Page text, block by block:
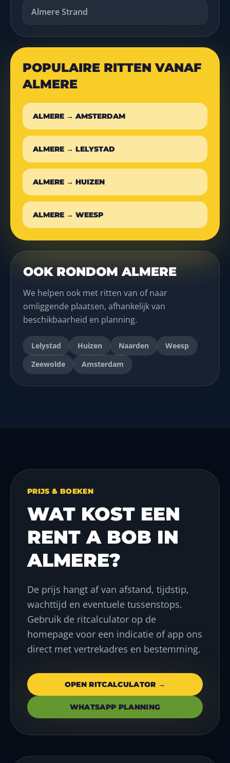
Almere Strand
POPULAIRE RITTEN VANAF
ALMERE
ALMERE → AMSTERDAM
ALMERE → LELYSTAD
ALMERE → HUIZEN
ALMERE → WEESP
OOK RONDOM ALMERE
We helpen ook met ritten van of naar
omliggende plaatsen, afhankelijk van
beschikbaarheid en planning.
Lelystad Huizen Naarden
Weesp
Zeewolde
Amsterdam
PRIJS & BOEKEN
WAT KOST EEN
RENT A BOB IN
ALMERE?
De prijs hangt af van afstand, tijdstip,
wachttijd en eventuele tussenstops.
Gebruik de ritcalculator op de
homepage voor een indicatie of app ons
direct met vertrekadres en bestemming.
OPEN RITCALCULATOR →
WHATSAPP PLANNING